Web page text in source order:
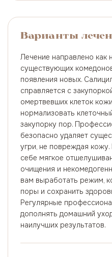
Варианты
Лечение направлено как
существующих
появления новых.
справляется с
омертвевших клеток
нормализовать
закупорку пор.
безопасно удаляет
угри, не повреждая
себе мягкое
очищения и
вам выработать режим,
поры и сохранить
Регулярные
дополнять домашний
наилучших результатов.